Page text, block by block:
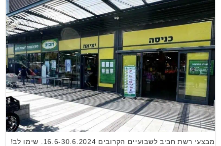
מבצעי רשת חביב לשבועיים הקרובים 16.6-30.6.2024. שימו לב!